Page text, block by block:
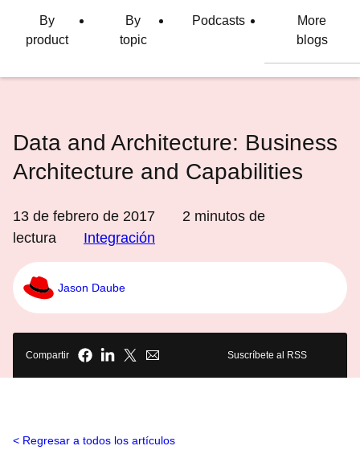
idiomaBy
product
By
topic
Podcasts
More
blogs
Data and Architecture: Business
Architecture and Capabilities
13 de febrero de 2017 2 minutos de
lectura
Integración
Jason Daube
Compartir Suscríbete al RSS
Regresar a todos los artículos